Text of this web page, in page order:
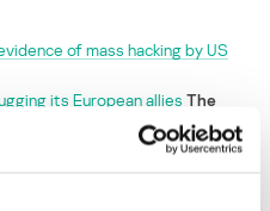
of mass hacking by US
its European allies The
over Snowden’s NSA